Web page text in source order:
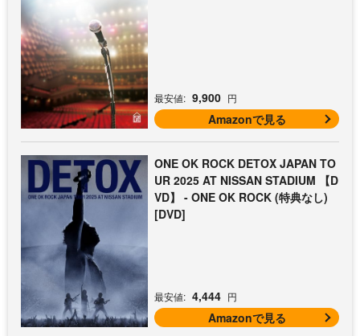
最安値: 9,900 円
Amazonで見る
ONE OK ROCK DETOX JAPAN TO
UR 2025 AT NISSAN STADIUM 【D
VD】 - ONE OK ROCK (特典なし)
[DVD]
最安値: 4,444 円
Amazonで見る